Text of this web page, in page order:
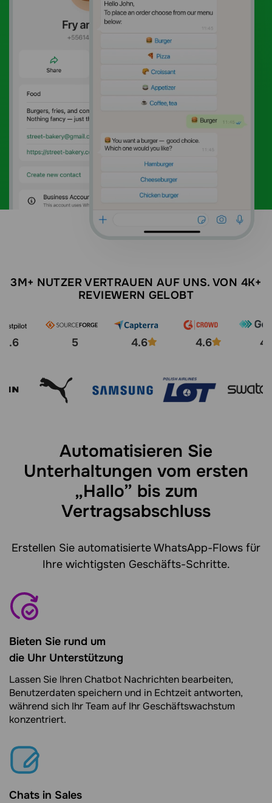
3M+ NUTZER VERTRAUEN AUF UNS. VON 4K+
REVIEWERN GELOBT
4.6 5 4.6 4.6
Automatisieren Sie
Unterhaltungen vom ersten
„Hallo” bis zum
Vertragsabschluss
Erstellen Sie automatisierte WhatsApp-Flows für
Ihre wichtigsten Geschäfts-Schritte.
Bieten Sie rund um
die Uhr Unterstützung
Lassen Sie Ihren Chatbot Nachrichten bearbeiten,
Benutzerdaten speichern und in Echtzeit antworten,
während sich Ihr Team auf Ihr Geschäftswachstum
konzentriert.
Chats in Sales